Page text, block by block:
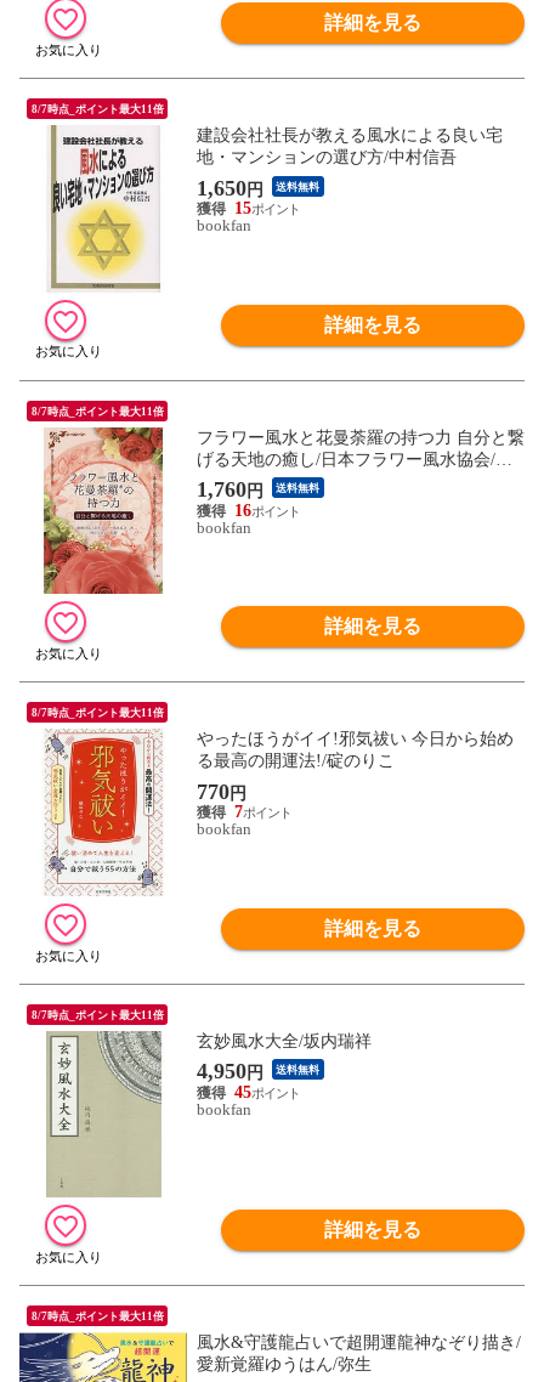
詳細を見る
8/7時点_ポイント最大11倍
建設会社社長が教える風水による良い宅
地・マンションの選び方/中村信吾
1,650円 送料無料
15
bookfan
詳細を見る
8/7時点_ポイント最大11倍
フラワー風水と花曼荼羅の持つ力 自分と繋
げる天地の癒し/日本フラワー風水協会/岡
安美智子
1,760円 送料無料
16
bookfan
詳細を見る
8/7時点_ポイント最大11倍
やったほうがイイ!邪気祓い 今日から始め
る最高の開運法!/碇のりこ
770円
7
bookfan
詳細を見る
8/7時点_ポイント最大11倍
玄妙風水大全/坂内瑞祥
4,950円 送料無料
45
bookfan
詳細を見る
8/7時点_ポイント最大11倍
風水&守護龍占いで超開運龍神なぞり描き/
愛新覚羅ゆうはん/弥生